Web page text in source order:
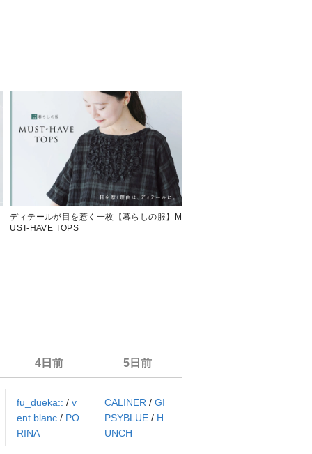
ディテールが目を惹く一枚【暮らしの服】M
UST-HAVE TOPS
4日前
fu_dueka:: / v
ent blanc / PO
RINA
5日前
CALINER/GI
PSYBLUE/ H
UNCH